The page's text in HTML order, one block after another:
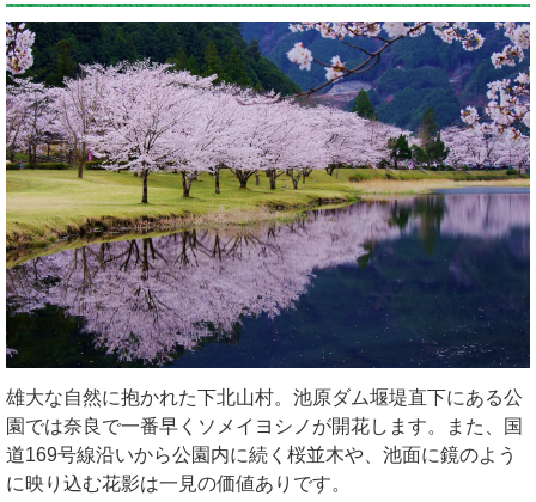
雄大な自然に抱かれた下北山村。池原ダム堰堤直下にある公
園では奈良で一番早くソメイヨシノが開花します。また、国
道169号線沿いから公園内に続く桜並木や、池面に鏡のよう
に映り込む花影は一見の価値ありです。